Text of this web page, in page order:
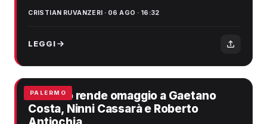
CRISTIAN RUVANZERI · 06 AGO · 16:32
LEGGI
PALERMO
Palermo rende omaggio a Gaetano
Costa, Ninni Cassarà e Roberto